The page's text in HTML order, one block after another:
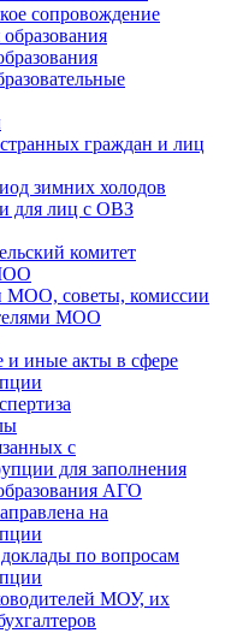
сопровождение
граждан и лиц
зимних холодов
для лиц с ОВЗ
комитет
МОО, советы, комиссии
МОО
иные акты в сфере
с
для заполнения
АГО
на
по вопросам
МОУ, их